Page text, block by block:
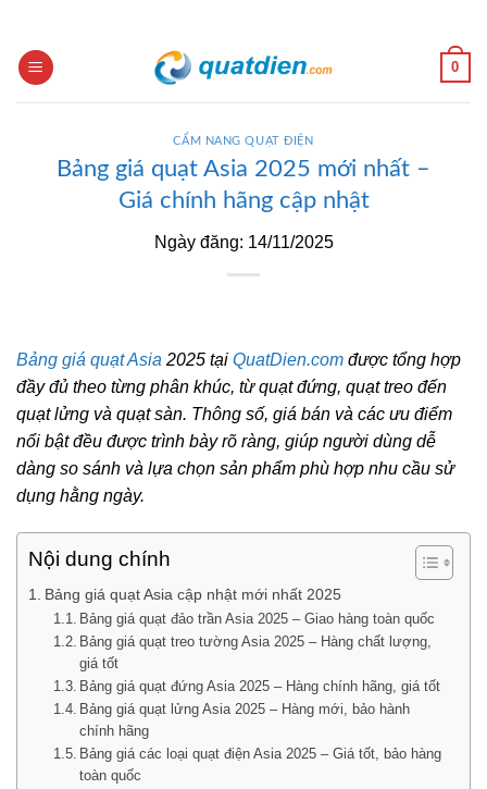
content
0
CẨM NANG QUẠT ĐIỆN
Bảng giá quạt Asia 2025 mới nhất –
Giá chính hãng cập nhật
Ngày đăng: 14/11/2025
Bảng giá quạt Asia 2025 tại QuatDien.com được tổng hợp
đầy đủ theo từng phân khúc, từ quạt đứng, quạt treo đến
quạt lửng và quạt sàn. Thông số, giá bán và các ưu điểm
nổi bật đều được trình bày rõ ràng, giúp người dùng dễ
dàng so sánh và lựa chọn sản phẩm phù hợp nhu cầu sử
dụng hằng ngày.
Nội dung chính
Bảng giá quạt Asia cập nhật mới nhất 2025
Bảng giá quạt đảo trần Asia 2025 – Giao hàng toàn quốc
Bảng giá quạt treo tường Asia 2025 – Hàng chất lượng,
giá tốt
Bảng giá quạt đứng Asia 2025 – Hàng chính hãng, giá tốt
Bảng giá quạt lửng Asia 2025 – Hàng mới, bảo hành
chính hãng
Bảng giá các loại quạt điện Asia 2025 – Giá tốt, bảo hàng
toàn quốc